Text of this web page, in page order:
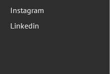
Instagram
Linkedin